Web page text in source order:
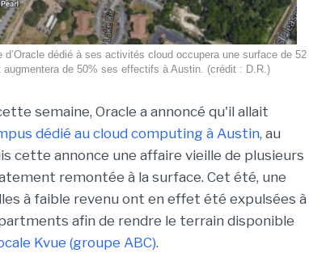
d’Oracle dédié à ses activités cloud occupera une surface de 52
augmentera de 50% ses effectifs à Austin. (crédit : D.R.)
semaine, Oracle a annoncé qu'il allait
dédié au cloud computing à Austin, au
cette annonce une affaire vieille de plusieurs
remontée à la surface. Cet été, une
à faible revenu ont en effet été expulsées à
afin de rendre le terrain disponible
Kvue (groupe ABC).